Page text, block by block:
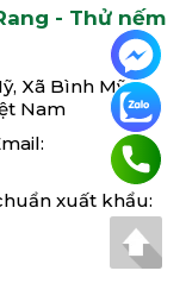
- Thử nếm
Xã Bình Mỹ,
Nam
xuất khẩu: